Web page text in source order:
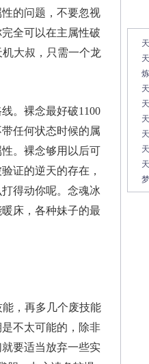
的问题，不要忽视
全可以在主属性破
大叔，只需一个龙
。裸念最好破1100
任何状态时候的属
。裸念够用以后可
证的逆天的存在，
得动你呢。念魂冰
床，各种妹子的最
，再多几个废技能
不太可能的，除非
要适当放弃一些实